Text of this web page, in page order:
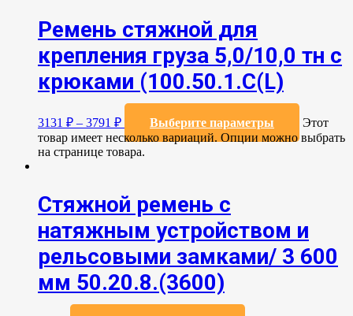
Ремень стяжной для
крепления груза 5,0/10,0 тн с
крюками (100.50.1.С(L)
3131 ₽ – 3791 ₽ Выберите параметры
Этот
товар имеет несколько вариаций. Опции можно выбрать
на странице товара.
Стяжной ремень с
натяжным устройством и
рельсовыми замками/ 3 600
мм 50.20.8.(3600)